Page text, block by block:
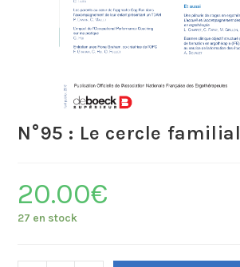
N°95 : Le cercle familial
20.00€
27 en stock